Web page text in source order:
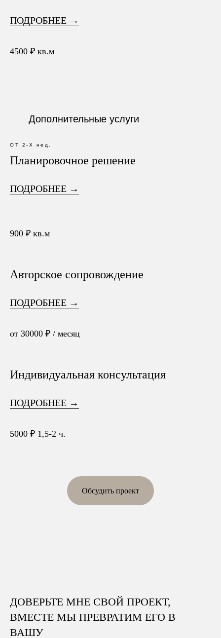
ПОДРОБНЕЕ →
4500 ₽ кв.м
Дополнительные услуги
ОТ 2-Х нед.
Планировочное решение
ПОДРОБНЕЕ →
900 ₽ кв.м
Авторское сопровождение
ПОДРОБНЕЕ →
от 30000 ₽ / месяц
Индивидуальная консультация
ПОДРОБНЕЕ →
5000 ₽ 1,5-2 ч.
Обсудить проект
ДОВЕРЬТЕ МНЕ СВОЙ ПРОЕКТ,
ВМЕСТЕ МЫ ПРЕВРАТИМ ЕГО В
ВАШУ